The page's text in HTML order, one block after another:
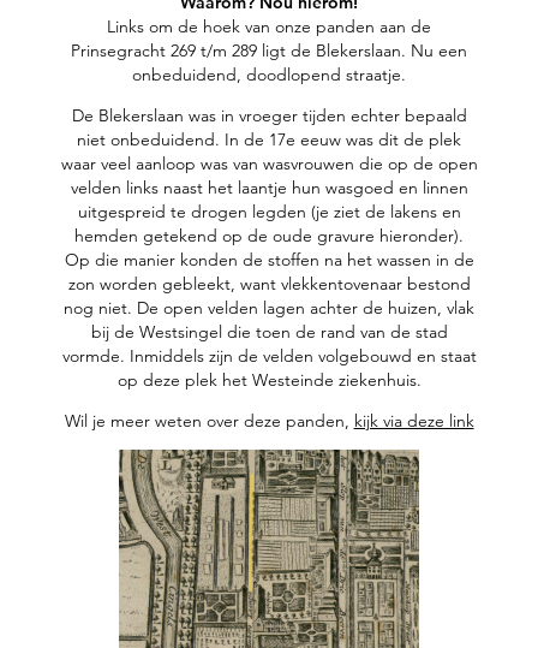
Links om de hoek van onze panden aan de
Prinsegracht 269 t/m 289 ligt de Blekerslaan. Nu een
onbeduidend, doodlopend straatje.
De Blekerslaan was in vroeger tijden echter bepaald
niet onbeduidend. In de 17e eeuw was dit de plek
waar veel aanloop was van wasvrouwen die op de open
velden links naast het laantje hun wasgoed en linnen
uitgespreid te drogen legden (je ziet de lakens en
hemden getekend op de oude gravure hieronder).
Op die manier konden de stoffen na het wassen in de
zon worden gebleekt, want vlekkentovenaar bestond
nog niet. De open velden lagen achter de huizen, vlak
bij de Westsingel die toen de rand van de stad
vormde. Inmiddels zijn de velden volgebouwd en staat
op deze plek het Westeinde ziekenhuis.
Wil je meer weten over deze panden, kijk via deze link